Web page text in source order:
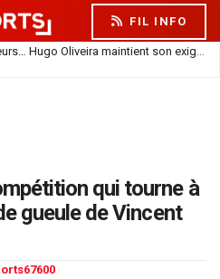
FIL INFO
Résultats, réactions des joueurs… Hugo Oliveira maintient son exigence
qui tourne à
gueule de Vincent